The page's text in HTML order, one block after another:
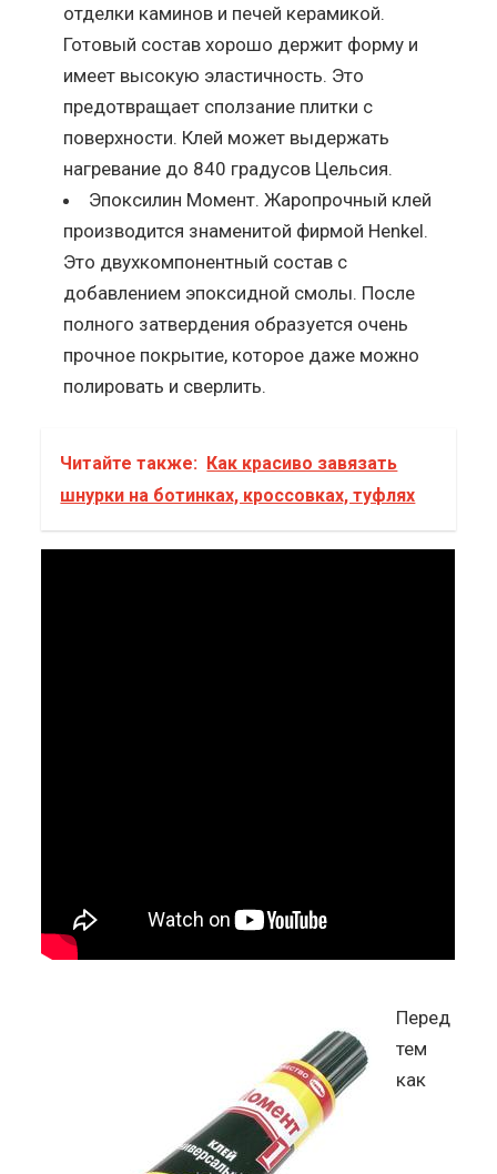
отделки каминов и печей керамикой.
Готовый состав хорошо держит форму и
имеет высокую эластичность. Это
предотвращает сползание плитки с
поверхности. Клей может выдержать
нагревание до 840 градусов Цельсия.
Эпоксилин Момент. Жаропрочный клей
производится знаменитой фирмой Henkel.
Это двухкомпонентный состав с
добавлением эпоксидной смолы. После
полного затвердения образуется очень
прочное покрытие, которое даже можно
полировать и сверлить.
Читайте также: Как красиво завязать
шнурки на ботинках, кроссовках, туфлях
Перед
тем
как